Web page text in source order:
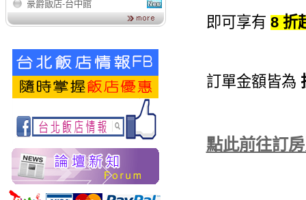
豪爵飯店-台中館
即可享有 8 折
訂單金額皆為
點此前往訂